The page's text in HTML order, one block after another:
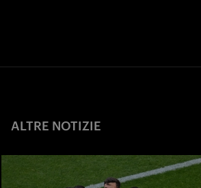
ALTRE NOTIZIE